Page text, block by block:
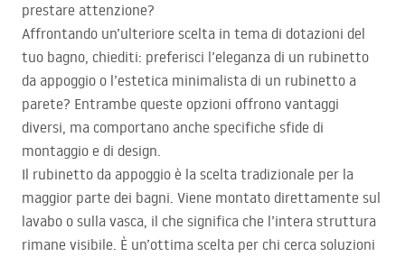
prestare attenzione?
Affrontando un’ulteriore scelta in tema di dotazioni del
tuo bagno, chiediti: preferisci l’eleganza di un rubinetto
da appoggio o l’estetica minimalista di un rubinetto a
parete? Entrambe queste opzioni offrono vantaggi
diversi, ma comportano anche specifiche sfide di
montaggio e di design.
Il rubinetto da appoggio è la scelta tradizionale per la
maggior parte dei bagni. Viene montato direttamente sul
lavabo o sulla vasca, il che significa che l’intera struttura
rimane visibile. È un’ottima scelta per chi cerca soluzioni